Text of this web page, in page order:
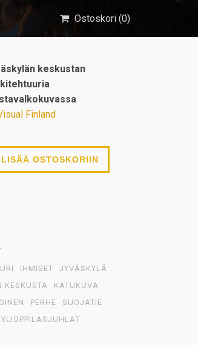
Ostoskori (0)
keskustan
Finland
OSTOSKORIIN
IHMISET
JYVÄSKYLÄ
KESKUSTA
KATUKUVA
PERHE
SUOJATIE
YLIOPPILASJUHLAT